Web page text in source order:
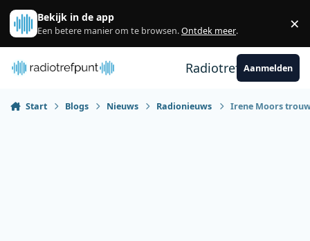
Spring naar bijdragen
Bekijk in de app
Een betere manier om te browsen.Ontdek meer. ×
RadiotrefpuntAanmelden
Start Blogs Nieuws Radionieuws Irene Moors